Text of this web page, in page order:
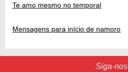
Te amo mesmo no temporal
Mensagens para início de namoro
Siga-nos